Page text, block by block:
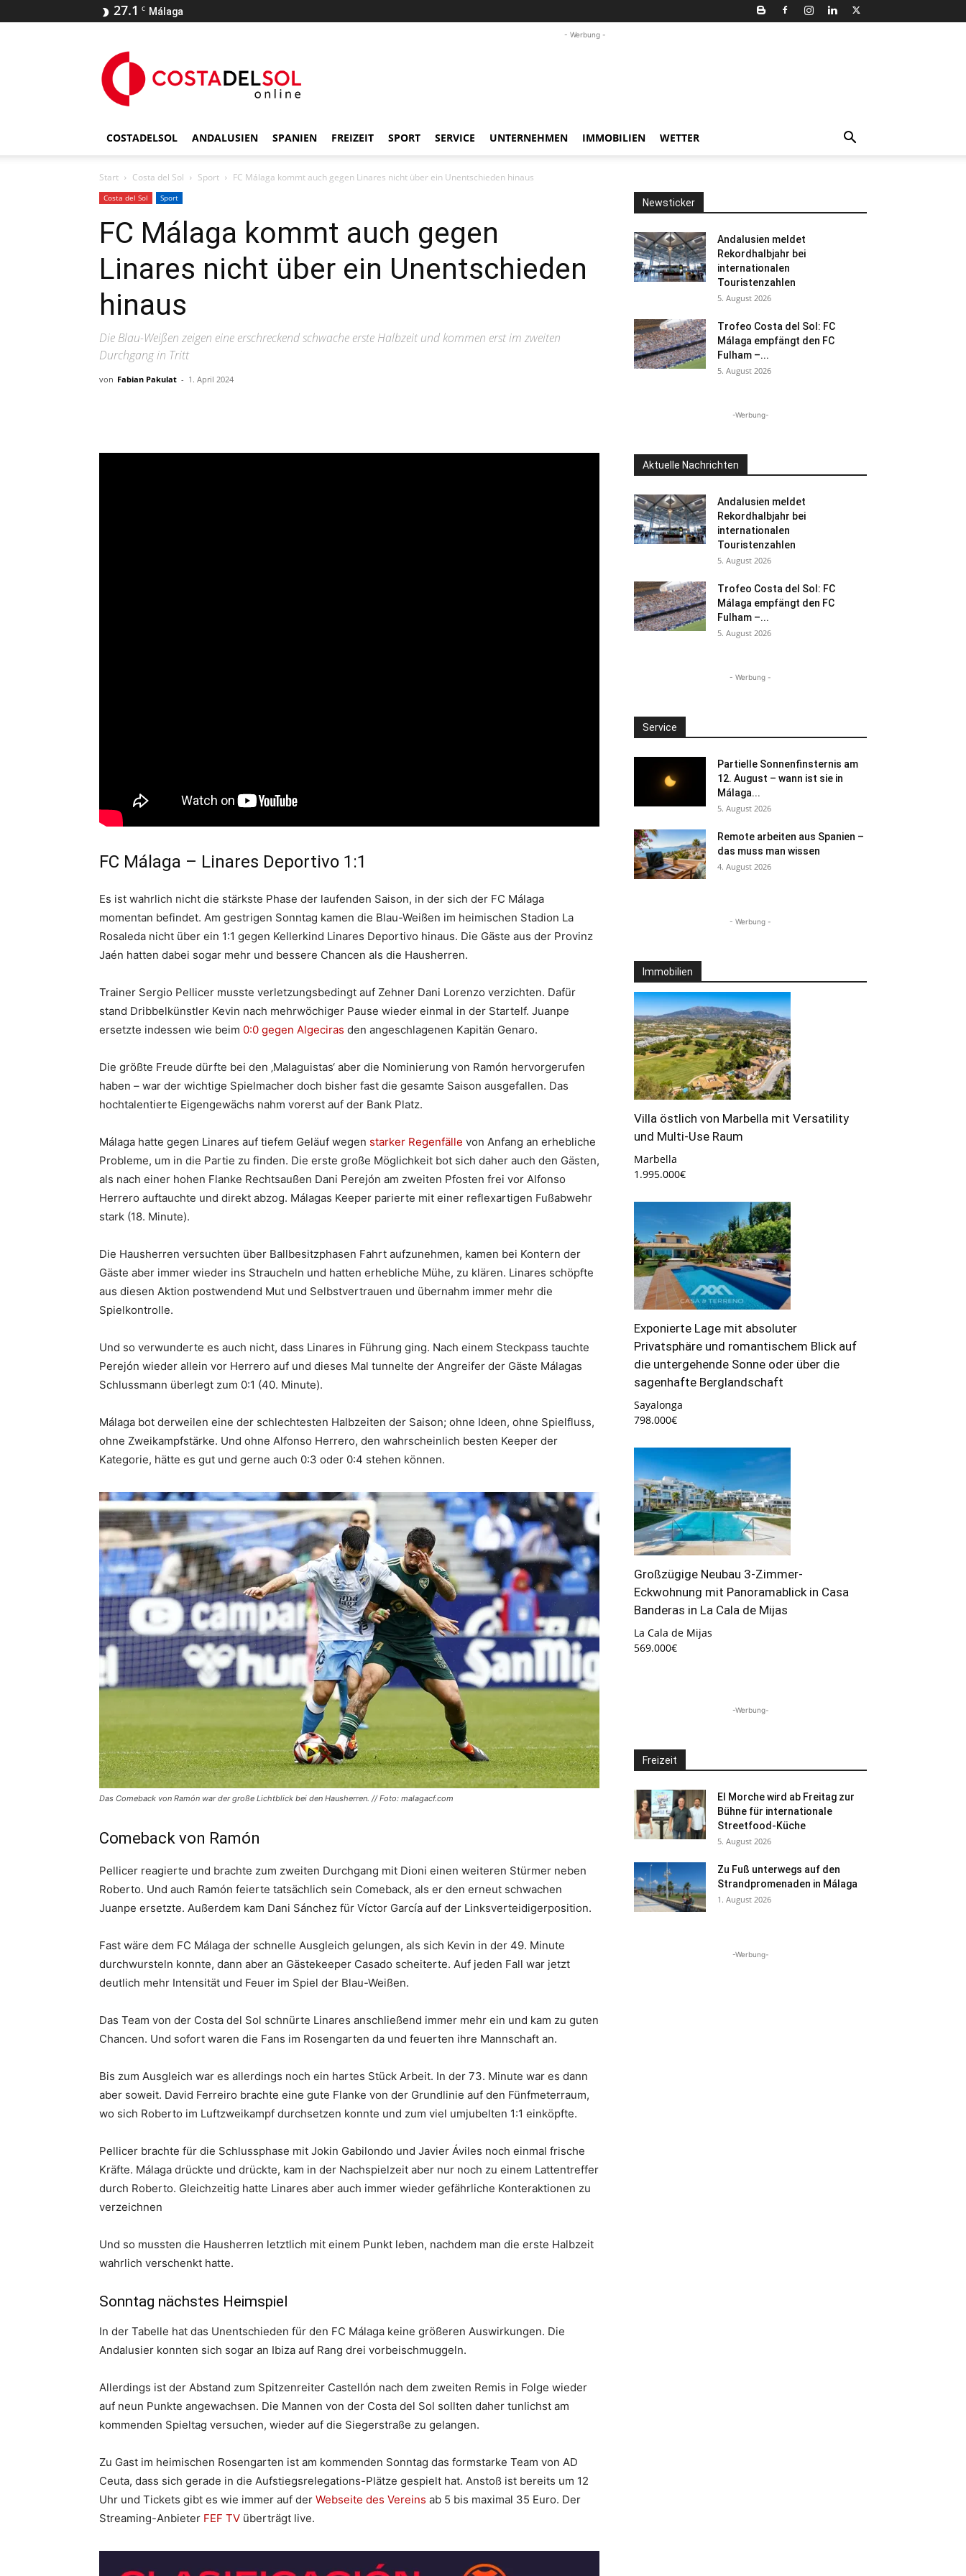
27.1 C Málaga
- Werbung -
COSTADELSOL ANDALUSIEN SPANIEN FREIZEIT SPORT SERVICE UNTERNEHMEN IMMOBILIEN WETTER
Start Costa del Sol Sport FC Málaga kommt auch gegen Linares nicht über ein Unentschieden hinaus
Costa del Sol Sport
FC Málaga kommt auch gegen
Linares nicht über ein Unentschieden
hinaus
Die Blau-Weißen zeigen eine erschreckend schwache erste Halbzeit und kommen erst im zweiten
Durchgang in Tritt
von Fabian Pakulat - 1. April 2024
FC Málaga – Linares Deportivo 1:1
Es ist wahrlich nicht die stärkste Phase der laufenden Saison, in der sich der FC Málaga
momentan befindet. Am gestrigen Sonntag kamen die Blau-Weißen im heimischen Stadion La
Rosaleda nicht über ein 1:1 gegen Kellerkind Linares Deportivo hinaus. Die Gäste aus der Provinz
Jaén hatten dabei sogar mehr und bessere Chancen als die Hausherren.
Trainer Sergio Pellicer musste verletzungsbedingt auf Zehner Dani Lorenzo verzichten. Dafür
stand Dribbelkünstler Kevin nach mehrwöchiger Pause wieder einmal in der Startelf. Juanpe
ersetzte indessen wie beim 0:0 gegen Algeciras den angeschlagenen Kapitän Genaro.
Die größte Freude dürfte bei den ‚Malaguistas‘ aber die Nominierung von Ramón hervorgerufen
haben – war der wichtige Spielmacher doch bisher fast die gesamte Saison ausgefallen. Das
hochtalentierte Eigengewächs nahm vorerst auf der Bank Platz.
Málaga hatte gegen Linares auf tiefem Geläuf wegen starker Regenfälle von Anfang an erhebliche
Probleme, um in die Partie zu finden. Die erste große Möglichkeit bot sich daher auch den Gästen,
als nach einer hohen Flanke Rechtsaußen Dani Perejón am zweiten Pfosten frei vor Alfonso
Herrero auftauchte und direkt abzog. Málagas Keeper parierte mit einer reflexartigen Fußabwehr
stark (18. Minute).
Die Hausherren versuchten über Ballbesitzphasen Fahrt aufzunehmen, kamen bei Kontern der
Gäste aber immer wieder ins Straucheln und hatten erhebliche Mühe, zu klären. Linares schöpfte
aus diesen Aktion postwendend Mut und Selbstvertrauen und übernahm immer mehr die
Spielkontrolle.
Und so verwunderte es auch nicht, dass Linares in Führung ging. Nach einem Steckpass tauchte
Perejón wieder allein vor Herrero auf und dieses Mal tunnelte der Angreifer der Gäste Málagas
Schlussmann überlegt zum 0:1 (40. Minute).
Málaga bot derweilen eine der schlechtesten Halbzeiten der Saison; ohne Ideen, ohne Spielfluss,
ohne Zweikampfstärke. Und ohne Alfonso Herrero, den wahrscheinlich besten Keeper der
Kategorie, hätte es gut und gerne auch 0:3 oder 0:4 stehen können.
Das Comeback von Ramón war der große Lichtblick bei den Hausherren. // Foto: malagacf.com
Comeback von Ramón
Pellicer reagierte und brachte zum zweiten Durchgang mit Dioni einen weiteren Stürmer neben
Roberto. Und auch Ramón feierte tatsächlich sein Comeback, als er den erneut schwachen
Juanpe ersetzte. Außerdem kam Dani Sánchez für Víctor García auf der Linksverteidigerposition.
Fast wäre dem FC Málaga der schnelle Ausgleich gelungen, als sich Kevin in der 49. Minute
durchwursteln konnte, dann aber an Gästekeeper Casado scheiterte. Auf jeden Fall war jetzt
deutlich mehr Intensität und Feuer im Spiel der Blau-Weißen.
Das Team von der Costa del Sol schnürte Linares anschließend immer mehr ein und kam zu guten
Chancen. Und sofort waren die Fans im Rosengarten da und feuerten ihre Mannschaft an.
Bis zum Ausgleich war es allerdings noch ein hartes Stück Arbeit. In der 73. Minute war es dann
aber soweit. David Ferreiro brachte eine gute Flanke von der Grundlinie auf den Fünfmeterraum,
wo sich Roberto im Luftzweikampf durchsetzen konnte und zum viel umjubelten 1:1 einköpfte.
Pellicer brachte für die Schlussphase mit Jokin Gabilondo und Javier Áviles noch einmal frische
Kräfte. Málaga drückte und drückte, kam in der Nachspielzeit aber nur noch zu einem Lattentreffer
durch Roberto. Gleichzeitig hatte Linares aber auch immer wieder gefährliche Konteraktionen zu
verzeichnen
Und so mussten die Hausherren letztlich mit einem Punkt leben, nachdem man die erste Halbzeit
wahrlich verschenkt hatte.
Sonntag nächstes Heimspiel
In der Tabelle hat das Unentschieden für den FC Málaga keine größeren Auswirkungen. Die
Andalusier konnten sich sogar an Ibiza auf Rang drei vorbeischmuggeln.
Allerdings ist der Abstand zum Spitzenreiter Castellón nach dem zweiten Remis in Folge wieder
auf neun Punkte angewachsen. Die Mannen von der Costa del Sol sollten daher tunlichst am
kommenden Spieltag versuchen, wieder auf die Siegerstraße zu gelangen.
Zu Gast im heimischen Rosengarten ist am kommenden Sonntag das formstarke Team von AD
Ceuta, dass sich gerade in die Aufstiegsrelegations-Plätze gespielt hat. Anstoß ist bereits um 12
Uhr und Tickets gibt es wie immer auf der Webseite des Vereins ab 5 bis maximal 35 Euro. Der
Streaming-Anbieter FEF TV überträgt live.
Newsticker
Andalusien meldet
Rekordhalbjahr bei
internationalen
Touristenzahlen
5. August 2026
Trofeo Costa del Sol: FC
Málaga empfängt den FC
Fulham –...
5. August 2026
-Werbung-
Aktuelle Nachrichten
Andalusien meldet
Rekordhalbjahr bei
internationalen
Touristenzahlen
5. August 2026
Trofeo Costa del Sol: FC
Málaga empfängt den FC
Fulham –...
5. August 2026
- Werbung -
Service
Partielle Sonnenfinsternis am
12. August – wann ist sie in
Málaga...
5. August 2026
Remote arbeiten aus Spanien –
das muss man wissen
4. August 2026
- Werbung -
Immobilien
Villa östlich von Marbella mit Versatility
und Multi-Use Raum
Marbella
1.995.000€
Exponierte Lage mit absoluter
Privatsphäre und romantischem Blick auf
die untergehende Sonne oder über die
sagenhafte Berglandschaft
Sayalonga
798.000€
Großzügige Neubau 3-Zimmer-
Eckwohnung mit Panoramablick in Casa
Banderas in La Cala de Mijas
La Cala de Mijas
569.000€
-Werbung-
Freizeit
El Morche wird ab Freitag zur
Bühne für internationale
Streetfood-Küche
5. August 2026
Zu Fuß unterwegs auf den
Strandpromenaden in Málaga
1. August 2026
-Werbung-